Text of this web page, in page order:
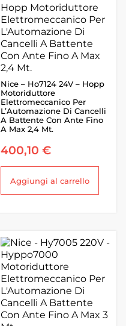
Nice – Ho7124 24V – Hopp
Motoriduttore
Elettromeccanico Per
L’Automazione Di Cancelli
A Battente Con Ante Fino
A Max 2,4 Mt.
400,10 €
Aggiungi al carrello